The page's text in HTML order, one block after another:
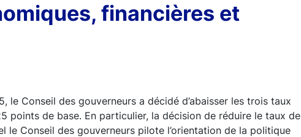
financières et
le Conseil des gouverneurs a décidé d’abaisser les trois taux
points de base. En particulier, la décision de réduire le taux de
le Conseil des gouverneurs pilote l’orientation de la politique